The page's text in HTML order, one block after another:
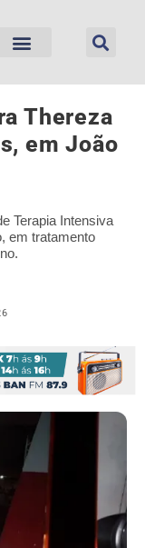
Thereza
em João
Terapia Intensiva
em tratamento